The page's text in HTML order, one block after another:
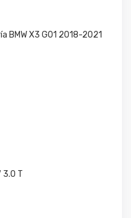
BMW X3 G01 2018-2021
3.0 T